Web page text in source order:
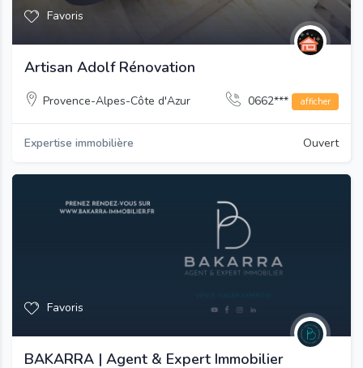
Favoris
Artisan Adolf Rénovation
Provence-Alpes-Côte d'Azur 0662*** afficher
Expertise immobilière Ouvert
Favoris
BAKARRA | Agent & Expert Immobilier